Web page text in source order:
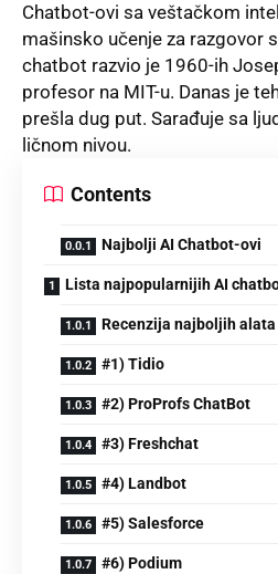
Chatbot-ovi sa veštačkom
mašinsko učenje za razgovor
chatbot razvio je 1960-ih
profesor na MIT-u. Danas je
prešla dug put. Sarađuje sa
ličnom nivou.
Contents
Najbolјi AI Chatbot-ovi
Lista najpopularnijih AI
Recenzija najbolјih
#1) Tidio
#2) ProProfs ChatBot
#3) Freshchat
#4) Landbot
#5) Salesforce
#6) Podium